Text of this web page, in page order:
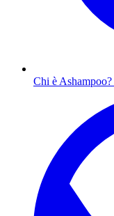
Chi è Ashampoo?